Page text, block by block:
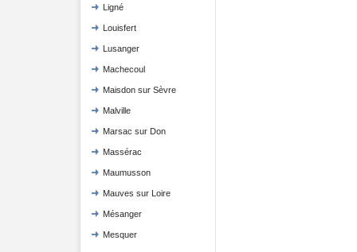
Ligné
Louisfert
Lusanger
Machecoul
Maisdon sur Sèvre
Malville
Marsac sur Don
Massérac
Maumusson
Mauves sur Loire
Mésanger
Mesquer